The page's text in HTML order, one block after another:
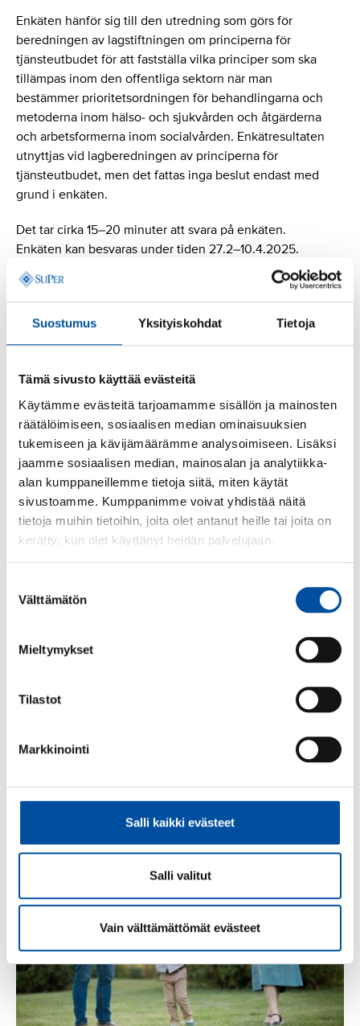
Suostumus Yksityiskohdat Tietoja
Tämä sivusto käyttää evästeitä
Käytämme evästeitä tarjoamamme sisällön ja mainosten
räätälöimiseen, sosiaalisen median ominaisuuksien
tukemiseen ja kävijämäärämme analysoimiseen. Lisäksi
jaamme sosiaalisen median, mainosalan ja analytiikka-
alan kumppaneillemme tietoja siitä, miten käytät
sivustoamme. Kumppanimme voivat yhdistää näitä
tietoja muihin tietoihin, joita olet antanut heille tai joita on
kerätty, kun olet käyttänyt heidän palvelujaan.
valinta
Välttämätön
Mieltymykset
Tilastot
Markkinointi
Salli kaikki evästeet
Salli valitut
Vain välttämättömät evästeet
Enkäten hänför sig till den utredning som görs för
beredningen av lagstiftningen om principerna för
tjänsteutbudet för att fastställa vilka principer som ska
tillämpas inom den offentliga sektorn när man
bestämmer prioritetsordningen för behandlingarna och
metoderna inom hälso- och sjukvården och åtgärderna
och arbetsformerna inom socialvården. Enkätresultaten
utnyttjas vid lagberedningen av principerna för
tjänsteutbudet, men det fattas inga beslut endast med
grund i enkäten.
Det tar cirka 15–20 minuter att svara på enkäten.
Enkäten kan besvaras under tiden 27.2–10.4.2025.
Logga in för att komma till enkäten.
Mer information
Leini Sinervo, specialsakkunnig, social- och
hälsovårdsministeriet, fornamn.efternamn@gov.fi, tfn
0295 163 445
Läs nästa
bemanningsföretag